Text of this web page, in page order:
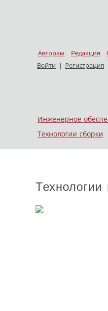
Авторам Редакция
Войти | Регистрация
Меню
Skip to content
Инженерное
Технологии сборки